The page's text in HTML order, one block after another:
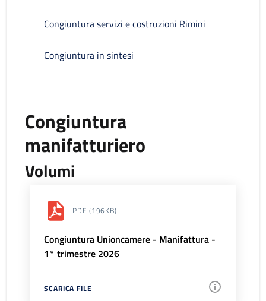
Congiuntura servizi e costruzioni Rimini
Congiuntura in sintesi
Congiuntura
manifatturiero
Volumi
PDF (196KB)
Congiuntura Unioncamere - Manifattura -
1° trimestre 2026
SCARICA FILE